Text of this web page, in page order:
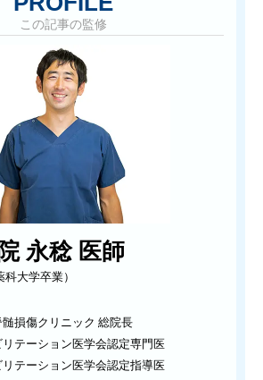
この記事の監修
永稔 医師
科大学卒業）
髄損傷クリニック 総院長
リテーション医学会認定専門医
リテーション医学会認定指導医